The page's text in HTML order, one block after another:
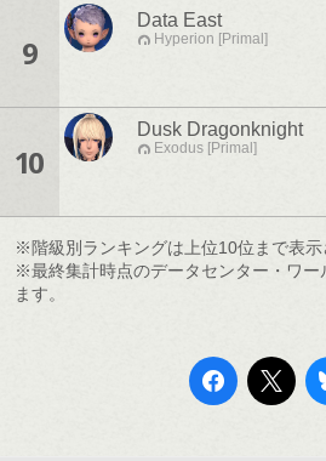
9
Data East
Hyperion [Primal]
10
Dusk Dragonknight
Exodus [Primal]
※階級別ランキングは上位10位まで表示
※最終集計時点のデータセンター・ワー
ます。